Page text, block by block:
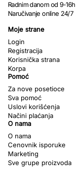
Radnim danom od 9-16h
Naručivanje online 24/7
Moje strane
Login
Registracija
Korisnička strana
Korpa
Pomoć
Za nove posetioce
Sva pomoć
Uslovi korišćenja
Načini plaćanja
O nama
O nama
Cenovnik isporuke
Marketing
Sve grupe proizvoda